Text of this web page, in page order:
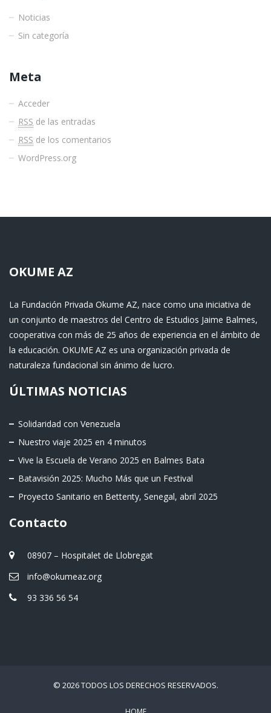
Noticias
Sin categoría
Meta
Acceder
RSS de las entradas
RSS de los comentarios
WordPress.org
OKUME AZ
La Fundación Privada Okume AZ, nace como una iniciativa de
un conjunto de maestros del Centro de Estudios Jaime Balmes,
cooperativa con más de 25 años de experiencia en el ámbito de
la educación. OKUME AZ es una organización privada de
naturaleza fundacional sin ánimo de lucro.
ÚLTIMAS NOTICIAS
Solidaridad con Venezuela
Nuestro viaje 2025 en 4 minutos
Vive la Escuela de Verano 2025 en Balmes Bata
Batavisión 2025: Mucho Más que un Festival
Proyecto Sanitario en Bettenty, Senegal, abril 2025
Contacto
08907 – Hospitalet de Llobregat
info@okumeaz.org
93 336 56 54
© 2026 TODOS LOS DERECHOS RESERVADOS.